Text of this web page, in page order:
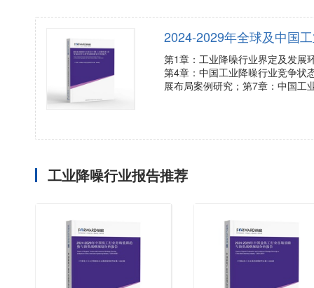
2024-2029年全球及中国
第1章：工业降噪行业界定及发展
第4章：中国工业降噪行业竞争状
展布局案例研究；第7章：中国工
工业降噪行业报告推荐